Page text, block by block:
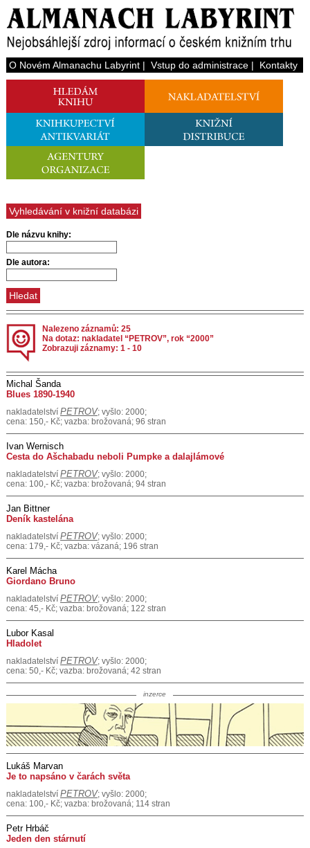
O Novém Almanachu Labyrint| Vstup do administrace| Kontakty
Vyhledávání v knižní databázi
Dle názvu knihy:
Dle autora:
Nalezeno záznamů: 25
Na dotaz: nakladatel “PETROV”, rok “2000”
Zobrazuji záznamy: 1 - 10
Michal Šanda
Blues 1890-1940
nakladatelství PETROV; vyšlo: 2000;
cena: 150,- Kč; vazba: brožovaná; 96 stran
Ivan Wernisch
Cesta do Ašchabadu neboli Pumpke a dalajlámové
nakladatelství PETROV; vyšlo: 2000;
cena: 100,- Kč; vazba: brožovaná; 94 stran
Jan Bittner
Deník kastelána
nakladatelství PETROV; vyšlo: 2000;
cena: 179,- Kč; vazba: vázaná; 196 stran
Karel Mácha
Giordano Bruno
nakladatelství PETROV; vyšlo: 2000;
cena: 45,- Kč; vazba: brožovaná; 122 stran
Lubor Kasal
Hladolet
nakladatelství PETROV; vyšlo: 2000;
cena: 50,- Kč; vazba: brožovaná; 42 stran
inzerce
Lukáš Marvan
Je to napsáno v čarách světa
nakladatelství PETROV; vyšlo: 2000;
cena: 100,- Kč; vazba: brožovaná; 114 stran
Petr Hrbáč
Jeden den stárnutí